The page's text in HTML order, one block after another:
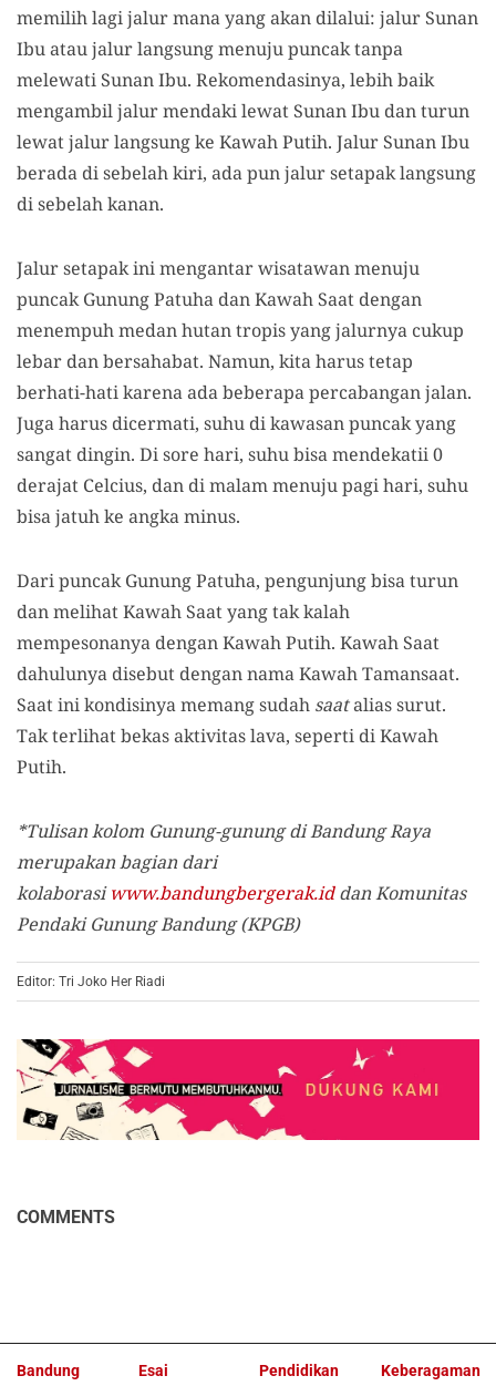
memilih lagi jalur mana yang akan dilalui: jalur Sunan
Ibu atau jalur langsung menuju puncak tanpa
melewati Sunan Ibu. Rekomendasinya, lebih baik
mengambil jalur mendaki lewat Sunan Ibu dan turun
lewat jalur langsung ke Kawah Putih. Jalur Sunan Ibu
berada di sebelah kiri, ada pun jalur setapak langsung
di sebelah kanan.
Jalursetapakini mengantar wisatawan menuju
puncak Gunung Patuha dan Kawah Saat dengan
menempuhmedan hutan tropis yang jalurnya cukup
lebar dan bersahabat. Namun, kitaharus tetap
berhati-hati karena ada beberapa percabanganjalan.
Juga harus dicermati, suhu di kawasan puncak yang
sangat dingin. Di sore hari, suhubisa mendekatii 0
derajat Celcius, dan di malammenuju pagi hari, suhu
bisa jatuh ke angka minus.
Dari puncakGunung Patuha, pengunjung bisa turun
dan melihat Kawah Saat yang tak kalah
mempesonanya dengan Kawah Putih. Kawah Saat
dahulunya disebut dengan nama Kawah Tamansaat.
Saat ini kondisinya memang sudah saatalias surut.
Tak terlihat bekas aktivitas lava, seperti di Kawah
Putih.
*Tulisan kolom Gunung-gunung di Bandung Raya
merupakan bagian dari
kolaborasiwww.bandungbergerak.iddan Komunitas
Pendaki Gunung Bandung (KPGB)
Editor: Tri Joko Her Riadi
COMMENTS
Bandung Esai Pendidikan Keberagaman